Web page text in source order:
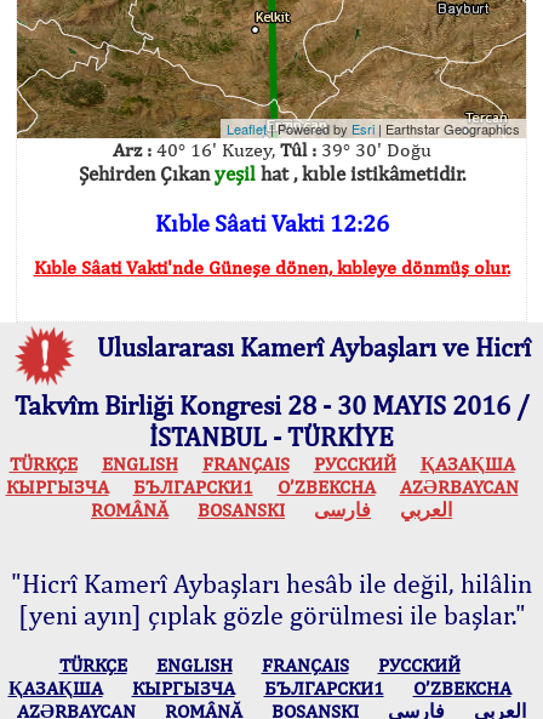
Leaflet| Powered by Esri | Earthstar Geographics
Arz :40° 16' Kuzey, Tûl :39° 30' Doğu
Şehirden Çıkanyeşilhat , kıble istikâmetidir.
Kıble Sâati Vakti 12:26
Kıble Sâati Vakti'nde Güneşe dönen, kıbleye dönmüş olur.
Uluslararası Kamerî Aybaşları ve Hicrî
Takvîm Birliği Kongresi 28 - 30 MAYIS 2016 /
İSTANBUL - TÜRKİYE
TÜRKÇE ENGLISH FRANÇAIS РУССКИЙ
ҚАЗАҚША
КЫPГЫЗЧA
БЪЛГАРСКИ1 O’ZBEKCHA
AZӘRBAYCAN
ROMÂNĂ
BOSANSKI العربي فارسی
"Hicrî Kamerî Aybaşları hesâb ile değil, hilâlin
[yeni ayın] çıplak gözle görülmesi ile başlar."
TÜRKÇE ENGLISH FRANÇAIS
РУССКИЙ
ҚАЗАҚША
КЫPГЫЗЧA БЪЛГАРСКИ1
O’ZBEKCHA
AZӘRBAYCAN
ROMÂNĂ BOSANSKI العربي فارسی